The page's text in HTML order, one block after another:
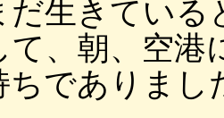
だ生きてい
て、朝、空港
ちでありまし